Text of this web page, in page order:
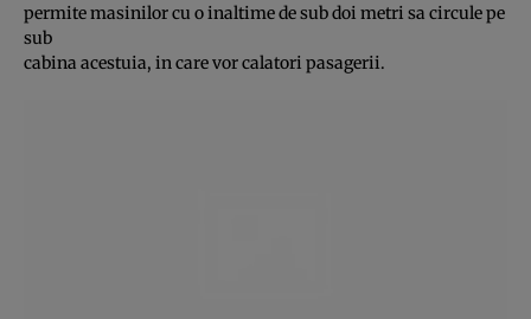
permite masinilor cu o inaltime de sub doi metri sa circule pe
sub
cabina acestuia, in care vor calatori pasagerii.